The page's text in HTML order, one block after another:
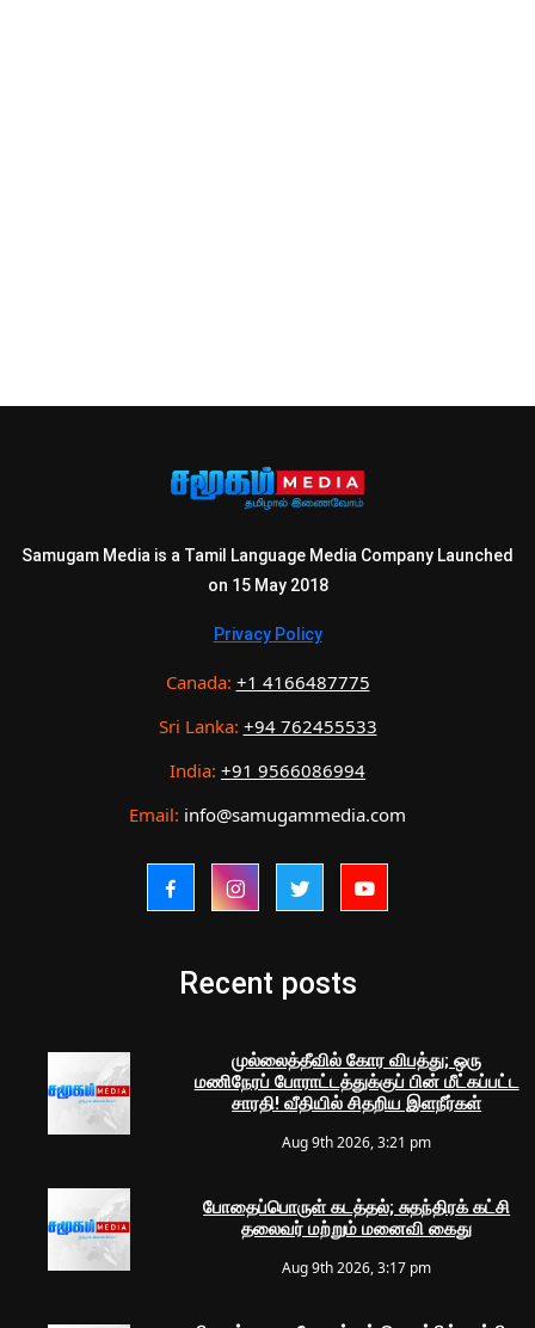
Samugam Media is a Tamil Language Media Company Launched
on 15 May 2018
Privacy Policy
Canada: +1 4166487775
Sri Lanka: +94 762455533
India: +91 9566086994
Email: info@samugammedia.com
Recent posts
முல்லைத்தீவில் கோர விபத்து; ஒரு
மணிநேரப் போராட்டத்துக்குப் பின் மீட்கப்பட்ட
சாரதி! வீதியில் சிதறிய இளநீர்கள்
Aug 9th 2026, 3:21 pm
போதைப்பொருள் கடத்தல்; சுதந்திரக் கட்சி
தலைவர் மற்றும் மனைவி கைது
Aug 9th 2026, 3:17 pm